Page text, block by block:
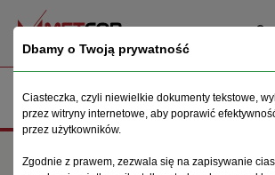
Przecinarki taśmowe
Dbamy o Twoją prywatność
Ciasteczka, czyli niewielkie dokumenty tekstowe,
przez witryny internetowe, aby poprawić
przez użytkowników.
Zgodnie z prawem, zezwala się na zapisywanie